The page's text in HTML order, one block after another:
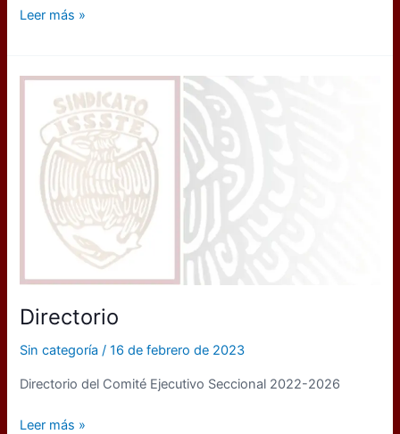
Prestaciones
Leer más »
Directorio
Sin categoría /16 de febrero de 2023
Directorio del Comité Ejecutivo Seccional 2022-2026
Directorio
Leer más »